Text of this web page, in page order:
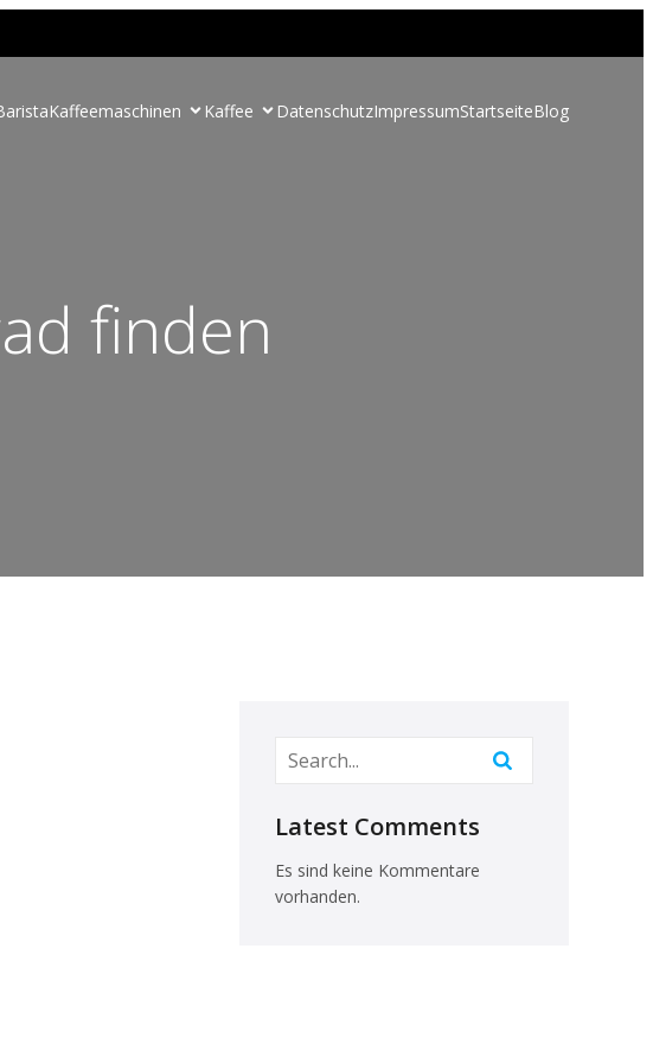
Kaffeemaschinen Kaffee DatenschutzImpressumStartseiteBlog
finden
Latest Comments
Es sind keine Kommentare
vorhanden.